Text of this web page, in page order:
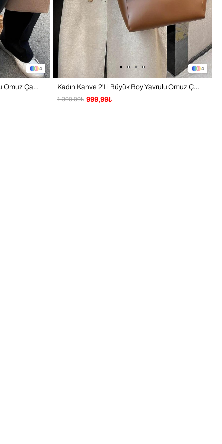
4
Kadın Siyah 2'Li Büyük Boy Yavrulu Omuz Çanta
4
Kadın Kahve 2'Li Büyük Boy Yavrulu Omuz Çanta
999,99₺
1.300,99₺